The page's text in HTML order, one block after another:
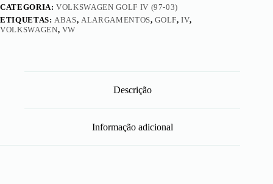
CATEGORIA:VOLKSWAGEN GOLF IV (97-03)
ETIQUETAS:ABAS,ALARGAMENTOS,GOLF,IV,
VOLKSWAGEN, VW
Descrição
Informação adicional